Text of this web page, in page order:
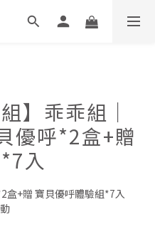
】乖乖組｜
優呼*2盒+贈
入
+贈 寶貝優呼體驗組*7入